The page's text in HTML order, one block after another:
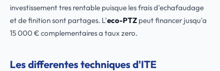
investissement tres rentable puisque les frais d'echafaudage
et de finition sont partages. L'eco-PTZ peut financer jusqu'a
15 000 € complementaires a taux zero.
Les differentes techniques d'ITE